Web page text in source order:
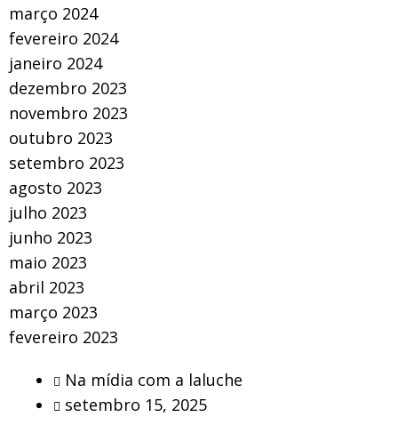
março 2024
fevereiro 2024
janeiro 2024
dezembro 2023
novembro 2023
outubro 2023
setembro 2023
agosto 2023
julho 2023
junho 2023
maio 2023
abril 2023
março 2023
fevereiro 2023
Na mídia com a laluche
setembro 15, 2025